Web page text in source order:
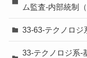
ム監査-内部統制
33-63-テクノロジ
33-テクノロジ系-